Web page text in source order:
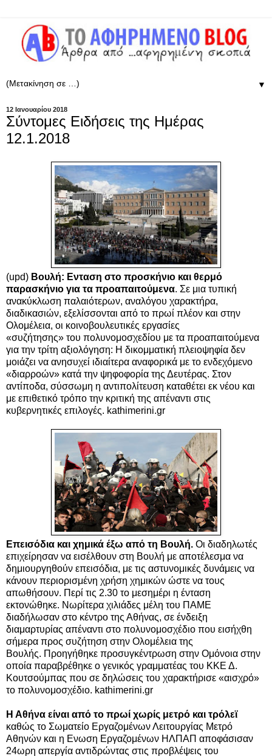
▼
12 Ιανουαρίου 2018
Σύντομες Ειδήσεις της Ημέρας
12.1.2018
(upd) Βουλή: Eνταση στο προσκήνιο και θερμό
παρασκήνιο για τα προαπαιτούμενα. Σε μια τυπική
ανακύκλωση παλαιότερων, αναλόγου χαρακτήρα,
διαδικασιών, εξελίσσονται από το πρωί πλέον και στην
Ολομέλεια, οι κοινοβουλευτικές εργασίες
«συζήτησης» του πολυνομοσχεδίου με τα προαπαιτούμενα
για την τρίτη αξιολόγηση: Η δικομματική πλειοψηφία δεν
μοιάζει να ανησυχεί ιδιαίτερα αναφορικά με το ενδεχόμενο
«διαρροών» κατά την ψηφοφορία της Δευτέρας. Στον
αντίποδα, σύσσωμη η αντιπολίτευση καταθέτει εκ νέου και
με επιθετικό τρόπο την κριτική της απέναντι στις
κυβερνητικές επιλογές. kathimerini.gr
Επεισόδια και χημικά έξω από τη Βουλή. Οι διαδηλωτές
επιχείρησαν να εισέλθουν στη Βουλή με αποτέλεσμα να
δημιουργηθούν επεισόδια, με τις αστυνομικές δυνάμεις να
κάνουν περιορισμένη χρήση χημικών ώστε να τους
απωθήσουν. Περί τις 2.30 το μεσημέρι η ένταση
εκτονώθηκε. Νωρίτερα χιλιάδες μέλη του ΠΑΜΕ
διαδήλωσαν στο κέντρο της Αθήνας, σε ένδειξη
διαμαρτυρίας απέναντι στο πολυνομοσχέδιο που εισήχθη
σήμερα προς συζήτηση στην Ολομέλεια της
Βουλής. Προηγήθηκε προσυγκέντρωση στην Ομόνοια στην
οποία παραβρέθηκε ο γενικός γραμματέας του ΚΚΕ Δ.
Κουτσούμπας που σε δηλώσεις του χαρακτήρισε «αισχρό»
το πολυνομοσχέδιο. kathimerini.gr
Η Αθήνα είναι από το πρωί χωρίς μετρό και τρόλεϊ
καθώς το Σωματείο Εργαζομένων Λειτουργίας Μετρό
Αθηνών και η Ενωση Εργαζομένων ΗΛΠΑΠ αποφάσισαν
24ωρη απεργία αντιδρώντας στις προβλέψεις του